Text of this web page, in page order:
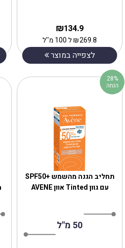
134.9
₪
269.8
₪ל 100 מ''ל
לצפייה במוצר
תחליב הגנה מהשמש +SPF50
עם גוון Tinted אוון AVENE
50 מ"ל
28%
הנחה